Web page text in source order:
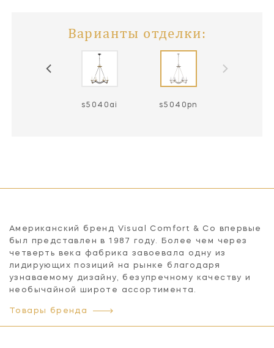
Варианты отделки:
s5040ai s5040pn
Американский бренд Visual Comfort & Co впервые
был представлен в 1987 году. Более чем через
четверть века фабрика завоевала одну из
лидирующих позиций на рынке благодаря
узнаваемому дизайну, безупречному качеству и
необычайной широте ассортимента.
Товары бренда